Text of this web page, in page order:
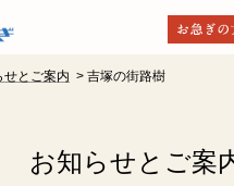
せとご案内 > 吉塚の街路樹
お知らせとご案